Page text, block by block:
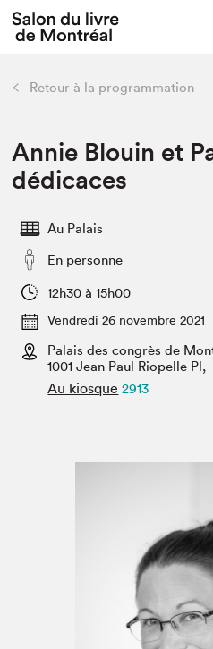
Espace exposant⋅e⋅s
Espace enseignant·e·s
L'événement
Préparer sa visite
SLM PRO
retour
Préparer sa visite
Salon au Palais
Salon dans la ville et en
Projets partenaires
Liens pratiques
Retour à la programmation
Annie Blouin et
dédicaces
Au Palais
En personne
12h30 à 15h00
Vendredi 26 novembre 2021
Palais des congrès de
1001 Jean Paul Riopelle Pl,
Au kiosque 2913